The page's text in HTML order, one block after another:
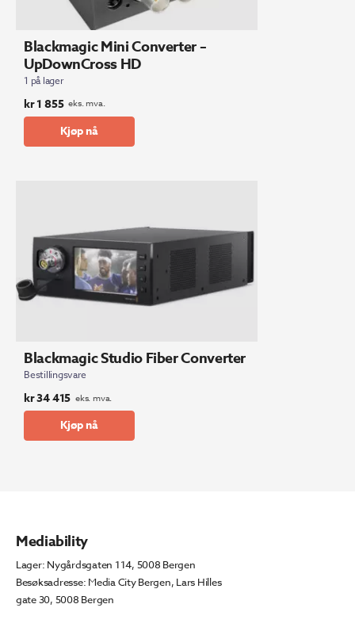
Blackmagic Mini Converter –
UpDownCross HD
1 på lager
kr1 855 eks. mva.
Kjøp nå
Blackmagic Studio Fiber Converter
Bestillingsvare
kr34 415 eks. mva.
Kjøp nå
Mediability
Lager: Nygårdsgaten 114, 5008 Bergen
Besøksadresse: Media City Bergen, Lars Hilles
gate 30, 5008 Bergen